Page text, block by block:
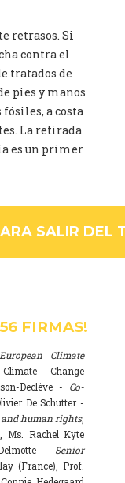
retrasos. Si
contra el
tratados de
pies y manos
a costa
La retirada
es un primer
SALIR DEL
FIRMAS!
Climate
Change
Declève - Co-
De Schutter -
and human rights,
Ms. Rachel Kyte
- Senior
(France), Prof.